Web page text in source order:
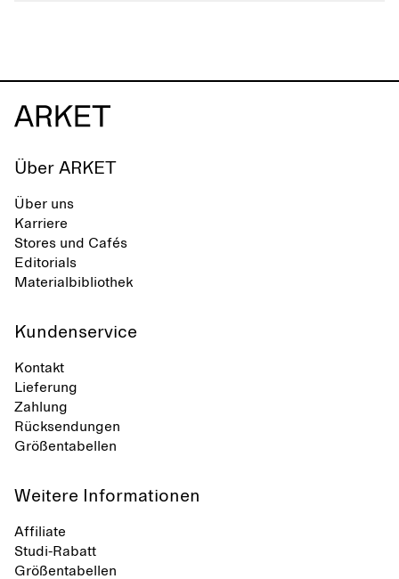
Über ARKET
Über uns
Karriere
Stores und Cafés
Editorials
Materialbibliothek
Kundenservice
Kontakt
Lieferung
Zahlung
Rücksendungen
Größentabellen
Weitere Informationen
Affiliate
Studi-Rabatt
Größentabellen